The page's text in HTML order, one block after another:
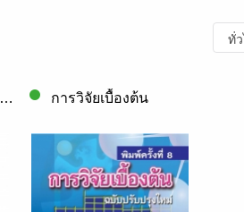
การสื่อสารทางการตลาด (Marketing Communic.. การวิจัยเบื้องต้น